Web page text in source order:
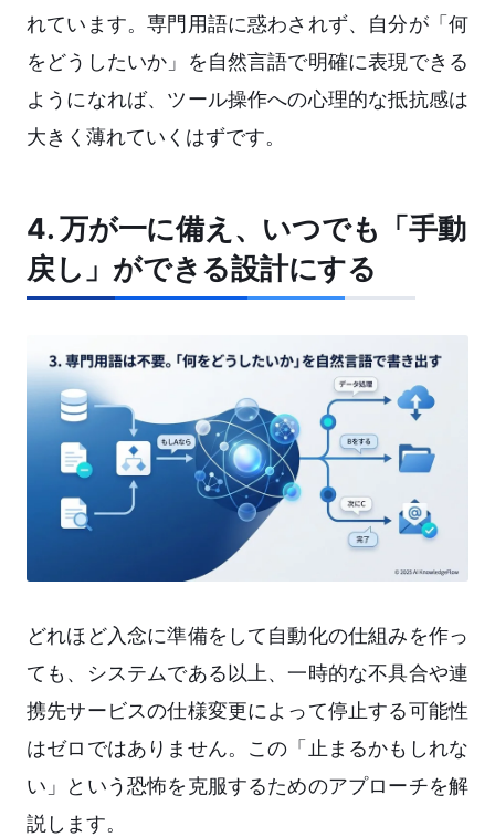
れています。専門用語に惑わされず、自分が「何
をどうしたいか」を自然言語で明確に表現できる
ようになれば、ツール操作への心理的な抵抗感は
大きく薄れていくはずです。
4. 万が一に備え、いつでも「手動
戻し」ができる設計にする
どれほど入念に準備をして自動化の仕組みを作っ
ても、システムである以上、一時的な不具合や連
携先サービスの仕様変更によって停止する可能性
はゼロではありません。この「止まるかもしれな
い」という恐怖を克服するためのアプローチを解
説します。